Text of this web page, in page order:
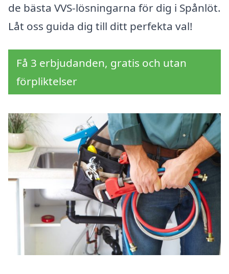
de bästa VVS-lösningarna för dig i Spånlöt.
Låt oss guida dig till ditt perfekta val!
Få 3 erbjudanden, gratis och utan
förpliktelser